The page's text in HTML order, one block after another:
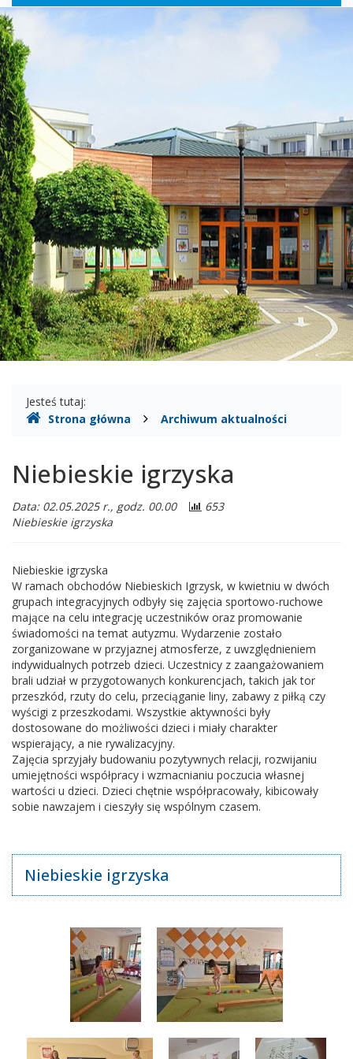
Gdzie
jesteśmy
Jesteś tutaj:
Strona główna
Archiwum aktualności
Niebieskie igrzyska
Data: 02.05.2025 r., godz. 00.00
653
Niebieskie igrzyska
Niebieskie igrzyska
W ramach obchodów Niebieskich Igrzysk, w kwietniu w dwóch
grupach integracyjnych odbyły się zajęcia sportowo-ruchowe
mające na celu integrację uczestników oraz promowanie
świadomości na temat autyzmu. Wydarzenie zostało
zorganizowane w przyjaznej atmosferze, z uwzględnieniem
indywidualnych potrzeb dzieci. Uczestnicy z zaangażowaniem
brali udział w przygotowanych konkurencjach, takich jak tor
przeszkód, rzuty do celu, przeciąganie liny, zabawy z piłką czy
wyścigi z przeszkodami. Wszystkie aktywności były
dostosowane do możliwości dzieci i miały charakter
wspierający, a nie rywalizacyjny.
Zajęcia sprzyjały budowaniu pozytywnych relacji, rozwijaniu
umiejętności współpracy i wzmacnianiu poczucia własnej
wartości u dzieci. Dzieci chętnie współpracowały, kibicowały
sobie nawzajem i cieszyły się wspólnym czasem.
Niebieskie igrzyska